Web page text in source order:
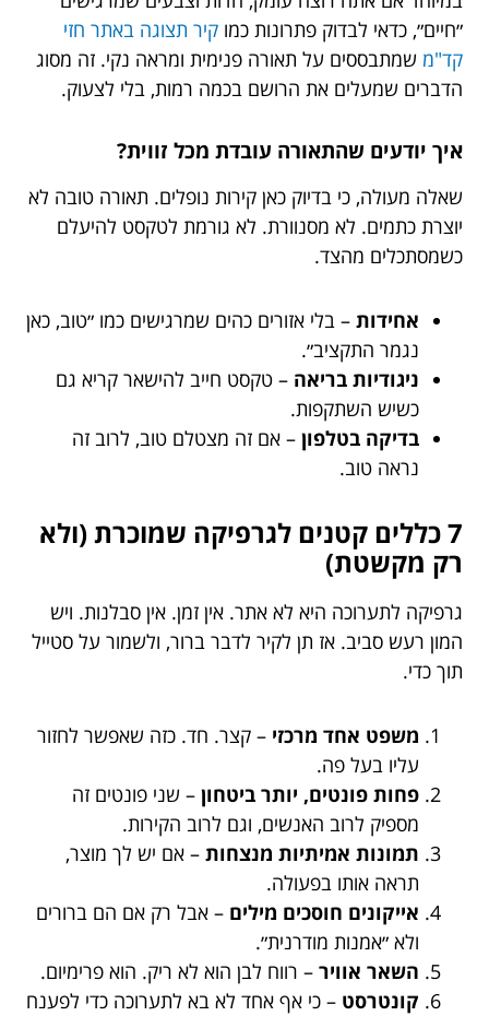
״חיים״, כדאי לבדוק פתרונות כמו קיר תצוגה באתר חזי
קד"מ שמתבססים על תאורה פנימית ומראה נקי. זה מסוג
הדברים שמעלים את הרושם בכמה רמות, בלי לצעוק.
איך יודעים שהתאורה עובדת מכל זווית?
שאלה מעולה, כי בדיוק כאן קירות נופלים. תאורה טובה לא
יוצרת כתמים. לא מסנוורת. לא גורמת לטקסט להיעלם
כשמסתכלים מהצד.
אחידות – בלי אזורים כהים שמרגישים כמו ״טוב, כאן
נגמר התקציב״.
ניגודיות בריאה – טקסט חייב להישאר קריא גם
כשיש השתקפות.
בדיקה בטלפון – אם זה מצטלם טוב, לרוב זה
נראה טוב.
7 כללים קטנים לגרפיקה שמוכרת (ולא
רק מקשטת)
גרפיקה לתערוכה היא לא אתר. אין זמן. אין סבלנות. ויש
המון רעש סביב. אז תן לקיר לדבר ברור, ולשמור על סטייל
תוך כדי.
משפט אחד מרכזי – קצר. חד. כזה שאפשר לחזור
עליו בעל פה.
פחות פונטים, יותר ביטחון – שני פונטים זה
מספיק לרוב האנשים, וגם לרוב הקירות.
תמונות אמיתיות מנצחות – אם יש לך מוצר,
תראה אותו בפעולה.
אייקונים חוסכים מילים – אבל רק אם הם ברורים
ולא ״אמנות מודרנית״.
השאר אוויר – רווח לבן הוא לא ריק. הוא פרימיום.
קונטרסט – כי אף אחד לא בא לתערוכה כדי לפענח